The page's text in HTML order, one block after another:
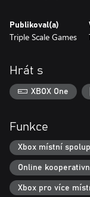
Publikoval(a)
Triple Scale Games
Hrát s
XBOX One
Funkce
Xbox místní
Online
Xbox pro více